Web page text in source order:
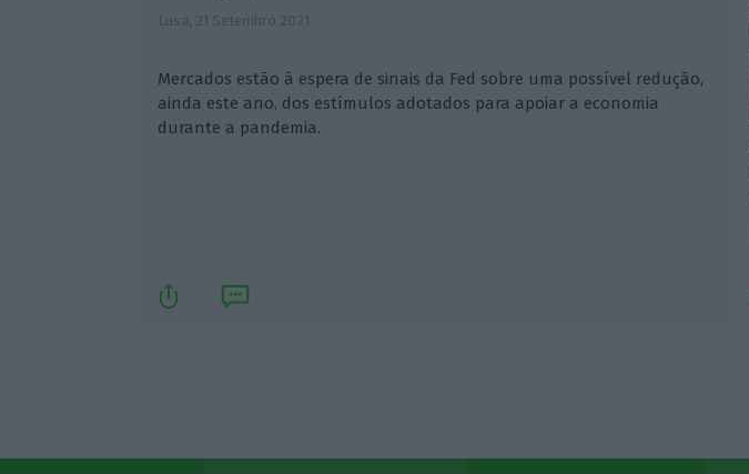
Lusa, 21 Setembro 2021
Mercados estão à espera de sinais da Fed sobre uma possível redução,
ainda este ano, dos estímulos adotados para apoiar a economia
durante a pandemia.